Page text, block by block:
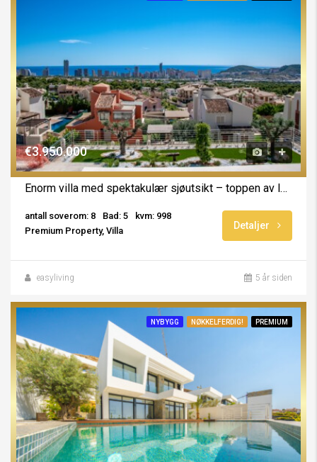
€3.950.000
Enorm villa med spektakulær sjøutsikt – toppen av luksus
antall soverom: 8 Bad: 5
kvm: 998
Premium Property, Villa
Detaljer
easyliving 5 år siden
NYBYGG NØKKELFERDIG! PREMIUM